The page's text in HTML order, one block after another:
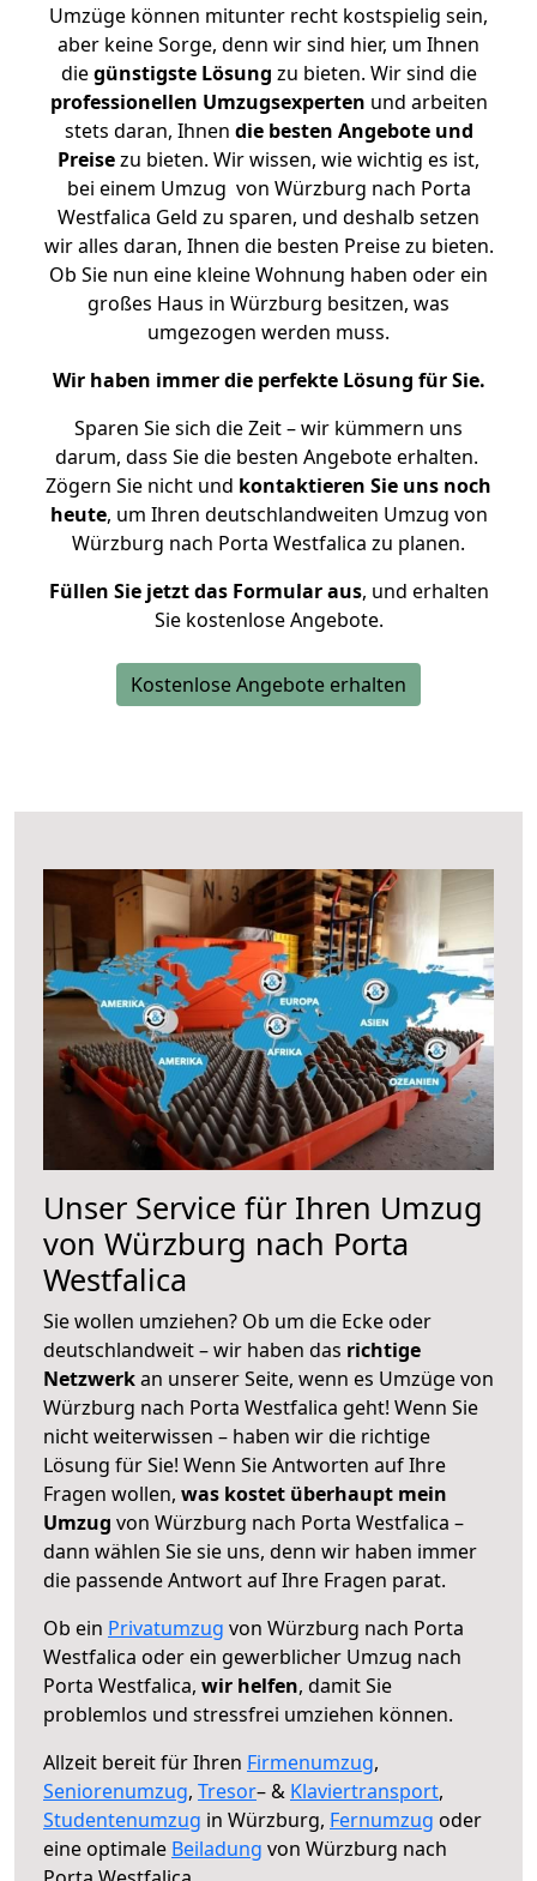
Umzüge können mitunter recht kostspielig sein,
aber keine Sorge, denn wir sind hier, um Ihnen
diegünstigste Lösung zu bieten. Wir sind die
professionellen Umzugsexperten und arbeiten
stets daran, Ihnen die besten Angebote und
Preisezu bieten. Wir wissen, wie wichtig es ist,
bei einem Umzug von Würzburg nach Porta
Westfalica Geld zu sparen, und deshalb setzen
wir alles daran, Ihnen die besten Preise zu bieten.
Ob Sie nun eine kleine Wohnung haben oder ein
großes Haus in Würzburg besitzen, was
umgezogen werden muss.
Wir haben immer die perfekte Lösung für Sie.
Sparen Sie sich die Zeit – wir kümmern uns
darum, dass Sie die besten Angebote erhalten.
Zögern Sie nicht und kontaktieren Sie uns noch
heute, um Ihren deutschlandweiten Umzug von
Würzburg nach Porta Westfalica zu planen.
Füllen Sie jetzt das Formular aus, und erhalten
Sie kostenlose Angebote.
Kostenlose Angebote erhalten
Unser Service für Ihren Umzug
von Würzburg nach Porta
Westfalica
Sie wollen umziehen? Ob um die Ecke oder
deutschlandweit – wir haben das richtige
Netzwerkan unserer Seite, wenn es Umzüge von
Würzburg nach Porta Westfalica geht! Wenn Sie
nicht weiterwissen – haben wir die richtige
Lösung für Sie! Wenn Sie Antworten auf Ihre
Fragen wollen, was kostet überhaupt mein
Umzug von Würzburg nach Porta Westfalica –
dann wählen Sie sie uns, denn wir haben immer
die passende Antwort auf Ihre Fragen parat.
Ob ein Privatumzug von Würzburg nach Porta
Westfalica oder ein gewerblicher Umzug nach
Porta Westfalica, wir helfen, damit Sie
problemlos und stressfrei umziehen können.
Allzeit bereit für Ihren Firmenumzug,
Seniorenumzug, Tresor– & Klaviertransport,
Studentenumzug in Würzburg, Fernumzug oder
eine optimale Beiladung von Würzburg nach